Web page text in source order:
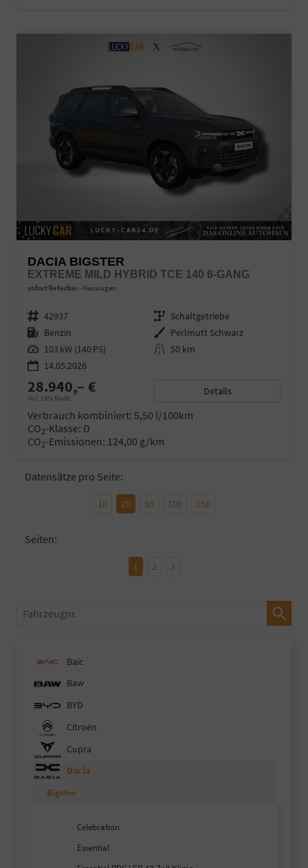
DACIA BIGSTER
EXTREME MILD HYBRID TCE 140 6-GANG
sofort lieferbar Neuwagen
Fahrzeugnr. 42937 Getriebe Schaltgetriebe
Kraftstoff Benzin Außenfarbe Perlmutt Schwarz
Leistung 103 kW (140 PS) Kilometerstand 50 km
14.05.2026
28.940,– €
incl. 19% MwSt.
Details
Verbrauch kombiniert: 5,50 l/100km
CO2-Klasse: D
CO2-Emissionen: 124,00 g/km
Datensätze pro Seite:
10 20 50 100 250
Seiten:
1 2 3
Fahrzeugnr.
Baic
Baw
BYD
Citroën
Cupra
Dacia
Bigster
Celebration
Essential